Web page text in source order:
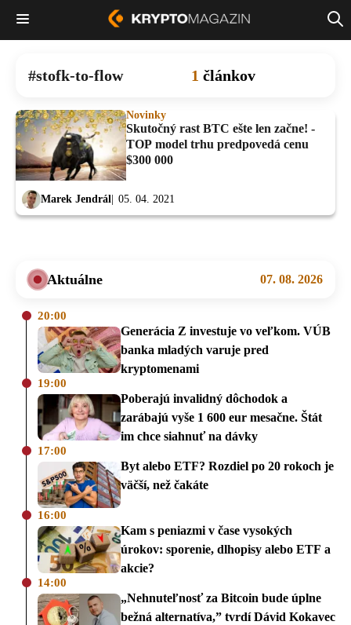
stofk-to-flow 1 článkov
Novinky
Skutočný rast BTC ešte len začne! -
TOP model trhu predpovedá cenu
$300 000
Marek Jendrál 05. 04. 2021
Aktuálne 07. 08. 2026
20:00
Generácia Z investuje vo veľkom. VÚB
banka mladých varuje pred
kryptomenami
19:00
Poberajú invalidný dôchodok a
zarábajú vyše 1 600 eur mesačne. Štát
im chce siahnuť na dávky
17:00
Byt alebo ETF? Rozdiel po 20 rokoch je
väčší, než čakáte
16:00
Kam s peniazmi v čase vysokých
úrokov: sporenie, dlhopisy alebo ETF a
akcie?
14:00
„Nehnuteľnosť za Bitcoin bude úplne
bežná alternatíva,” tvrdí Dávid Kokavec